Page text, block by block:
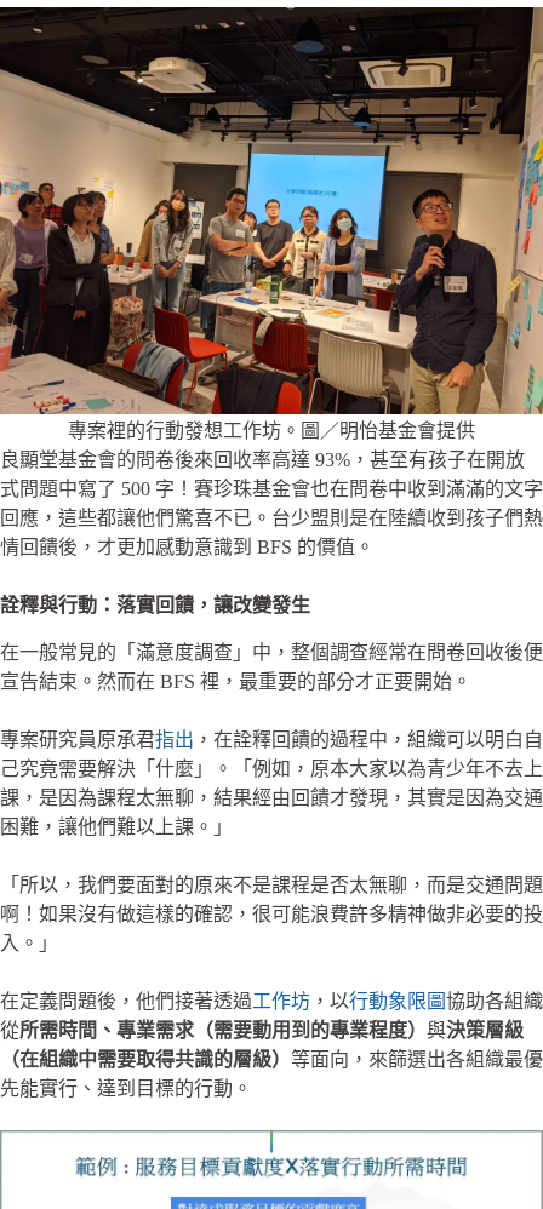
專案裡的行動發想工作坊。圖／明怡基金會提供
良顯堂基金會的問卷後來回收率高達 93%，甚至有孩子在開放
式問題中寫了 500 字！賽珍珠基金會也在問卷中收到滿滿的文字
回應，這些都讓他們驚喜不已。台少盟則是在陸續收到孩子們熱
情回饋後，才更加感動意識到 BFS 的價值。
詮釋與行動：落實回饋，讓改變發生
在一般常見的「滿意度調查」中，整個調查經常在問卷回收後便
宣告結束。然而在 BFS 裡，最重要的部分才正要開始。
專案研究員原承君指出 ，在詮釋回饋的過程中，組織可以明白自
己究竟需要解決「什麼」。「例如，原本大家以為青少年不去上
課，是因為課程太無聊，結果經由回饋才發現，其實是因為交通
困難，讓他們難以上課。」
「所以，我們要面對的原來不是課程是否太無聊，而是交通問題
啊！如果沒有做這樣的確認，很可能浪費許多精神做非必要的投
入。」
在定義問題後，他們接著透過工作坊 ，以行動象限圖協助各組織
從所需時間、專業需求（需要動用到的專業程度） 與決策層級
（在組織中需要取得共識的層級） 等面向，來篩選出各組織最優
先能實行、達到目標的行動。